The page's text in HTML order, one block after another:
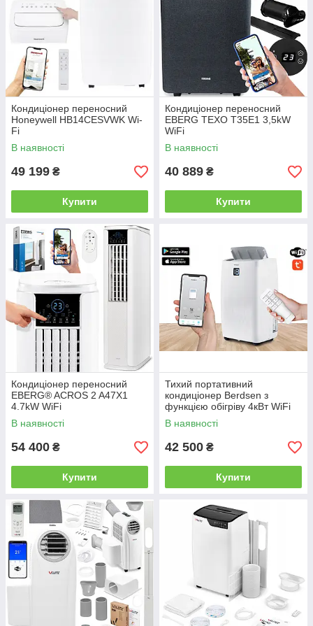
Кондиціонер переносний
Honeywell HB14CESVWK Wi-
Fi
В наявності
49 199 ₴
Купити
Кондиціонер переносний
EBERG TEXO T35E1 3,5kW
WiFi
В наявності
40 889 ₴
Купити
Кондиціонер переносний
EBERG® ACROS 2 A47X1
4.7kW WiFi
В наявності
54 400 ₴
Купити
Тихий портативний
кондиціонер Berdsen з
функцією обігріву 4кВт WiFi
В наявності
42 500 ₴
Купити